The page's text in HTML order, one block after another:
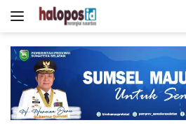
Langsung